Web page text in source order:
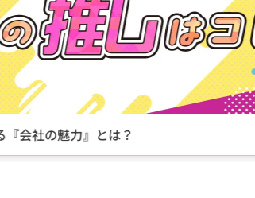
会社の魅力』とは？